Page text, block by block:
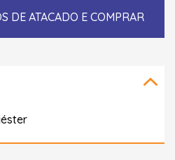
DE ATACADO E COMPRAR